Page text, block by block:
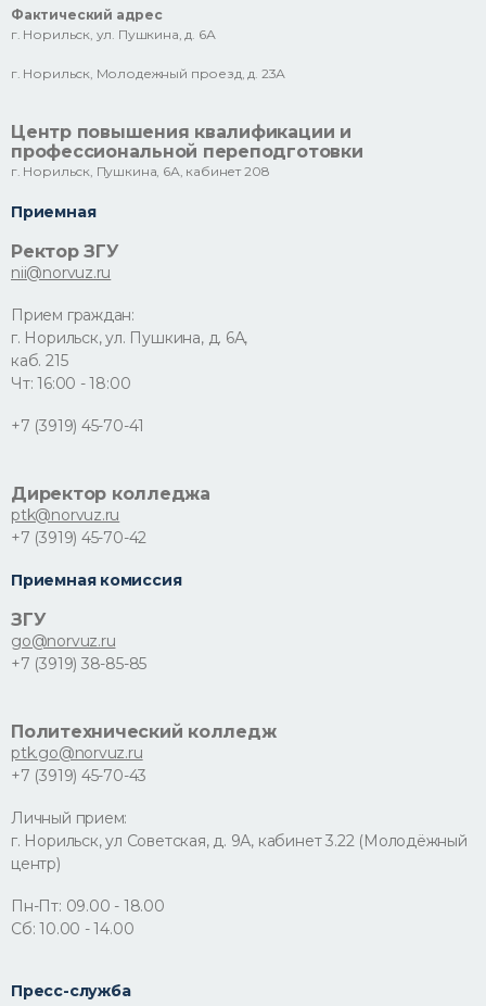
Фактический адрес
г. Норильск, ул. Пушкина, д. 6А
г. Норильск, Молодежный проезд, д. 23А
Центр повышения квалификации и
профессиональной переподготовки
г. Норильск, Пушкина, 6А, кабинет 208
Приемная
Ректор ЗГУ
nii@norvuz.ru
Прием граждан:
г. Норильск, ул. Пушкина, д. 6А,
каб. 215
Чт: 16:00 - 18:00
+7 (3919) 45-70-41
Директор колледжа
ptk@norvuz.ru
+7 (3919) 45-70-42
Приемная комиссия
ЗГУ
go@norvuz.ru
+7 (3919) 38-85-85
Политехнический колледж
ptk.go@norvuz.ru
+7 (3919) 45-70-43
Личный прием:
г. Норильск, ул Советская, д. 9А, кабинет 3.22 (Молодёжный
центр)
Пн-Пт: 09.00 - 18.00
Сб: 10.00 - 14.00
Пресс-служба